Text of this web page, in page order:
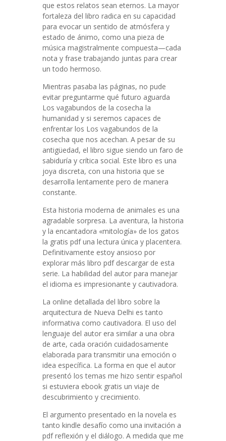
que estos relatos sean eternos. La mayor
fortaleza del libro radica en su capacidad
para evocar un sentido de atmósfera y
estado de ánimo, como una pieza de
música magistralmente compuesta—cada
nota y frase trabajando juntas para crear
un todo hermoso.
Mientras pasaba las páginas, no pude
evitar preguntarme qué futuro aguarda
Los vagabundos de la cosecha la
humanidad y si seremos capaces de
enfrentar los Los vagabundos de la
cosecha que nos acechan. A pesar de su
antigüedad, el libro sigue siendo un faro de
sabiduría y crítica social. Este libro es una
joya discreta, con una historia que se
desarrolla lentamente pero de manera
constante.
Esta historia moderna de animales es una
agradable sorpresa. La aventura, la historia
y la encantadora «mitología» de los gatos
la gratis pdf una lectura única y placentera.
Definitivamente estoy ansioso por
explorar más libro pdf descargar de esta
serie. La habilidad del autor para manejar
el idioma es impresionante y cautivadora.
La online detallada del libro sobre la
arquitectura de Nueva Delhi es tanto
informativa como cautivadora. El uso del
lenguaje del autor era similar a una obra
de arte, cada oración cuidadosamente
elaborada para transmitir una emoción o
idea específica. La forma en que el autor
presentó los temas me hizo sentir español
si estuviera ebook gratis un viaje de
descubrimiento y crecimiento.
El argumento presentado en la novela es
tanto kindle desafío como una invitación a
pdf reflexión y el diálogo. A medida que me